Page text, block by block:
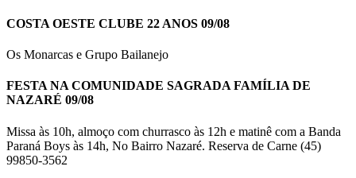
COSTA OESTE CLUBE 22 ANOS 09/08
Os Monarcas e Grupo Bailanejo
FESTA NA COMUNIDADE SAGRADA FAMÍLIA DE
NAZARÉ 09/08
Missa às 10h, almoço com churrasco às 12h e matinê com a Banda
Paraná Boys às 14h, No Bairro Nazaré. Reserva de Carne (45)
99850-3562